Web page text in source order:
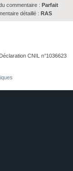
commentaire :Parfait
détaillé :RAS
CNIL n°1036623